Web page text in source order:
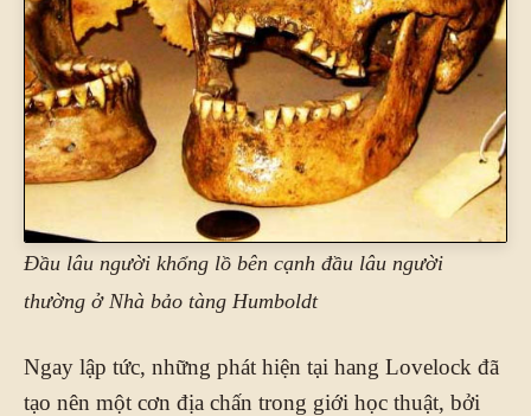
Đầu lâu người khổng lồ bên cạnh đầu lâu người
thường ở Nhà bảo tàng Humboldt
Ngay lập tức, những phát hiện tại hang Lovelock đã
tạo nên một cơn địa chấn trong giới học thuật, bởi